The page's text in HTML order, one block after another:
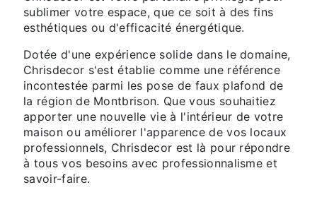
sublimer votre espace, que ce soit à des fins
esthétiques ou d'efficacité énergétique.
Dotée d'une expérience solide dans le domaine,
Chrisdecor s'est établie comme une référence
incontestée parmi les pose de faux plafond de
la région de Montbrison. Que vous souhaitiez
apporter une nouvelle vie à l'intérieur de votre
maison ou améliorer l'apparence de vos locaux
professionnels, Chrisdecor est là pour répondre
à tous vos besoins avec professionnalisme et
savoir-faire.